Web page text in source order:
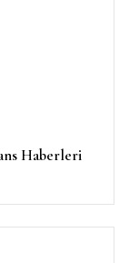
Haberleri